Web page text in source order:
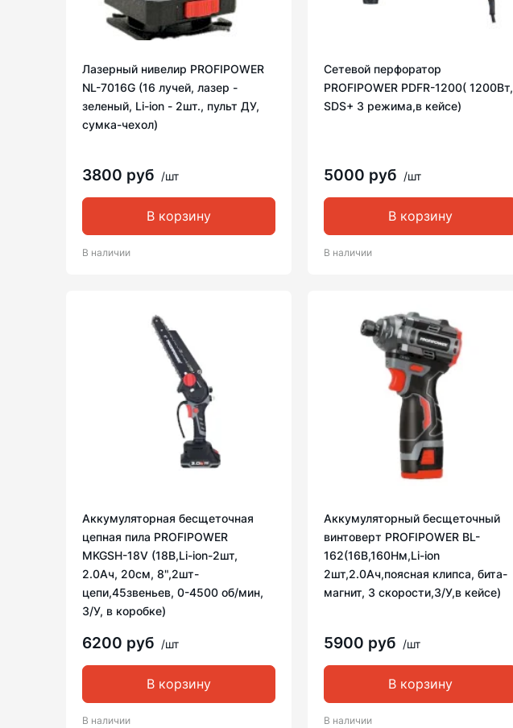
Лазерный нивелир PROFIPOWER
NL-7016G (16 лучей, лазер -
зеленый, Li-ion - 2шт., пульт ДУ,
сумка-чехол)
3800 руб /шт
В корзину
В наличии
Сетевой перфоратор
PROFIPOWER PDFR-1200( 1200Вт,
SDS+ 3 режима,в кейсе)
5000 руб /шт
В корзину
В наличии
Аккумуляторная бесщеточная
цепная пила PROFIPOWER
MKGSH-18V (18В,Li-ion-2шт,
2.0Ач, 20см, 8",2шт-
цепи,45звеньев, 0-4500 об/мин,
З/У, в коробке)
6200 руб /шт
В корзину
В наличии
Аккумуляторный бесщеточный
винтоверт PROFIPOWER BL-
162(16В,160Нм,Li-ion
2шт,2.0Ач,поясная клипса, бита-
магнит, 3 скорости,З/У,в кейсе)
5900 руб /шт
В корзину
В наличии